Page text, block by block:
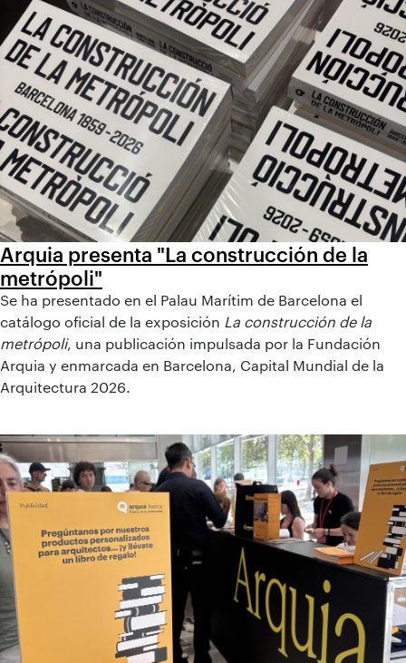
Arquia presenta "La construcción de la
metrópoli"
Se ha presentado en el Palau Marítim de Barcelona el
catálogo oficial de la exposición La construcción de la
metrópoli, una publicación impulsada por la Fundación
Arquia y enmarcada en Barcelona, Capital Mundial de la
Arquitectura 2026.